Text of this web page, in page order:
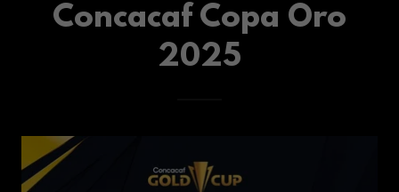
Concacaf Copa Oro
2025